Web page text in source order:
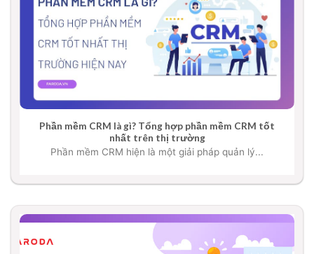
Phần mềm CRM là gì? Tổng hợp phần mềm CRM tốt
nhất trên thị trường
Phần mềm CRM hiện là một giải pháp quản lý...